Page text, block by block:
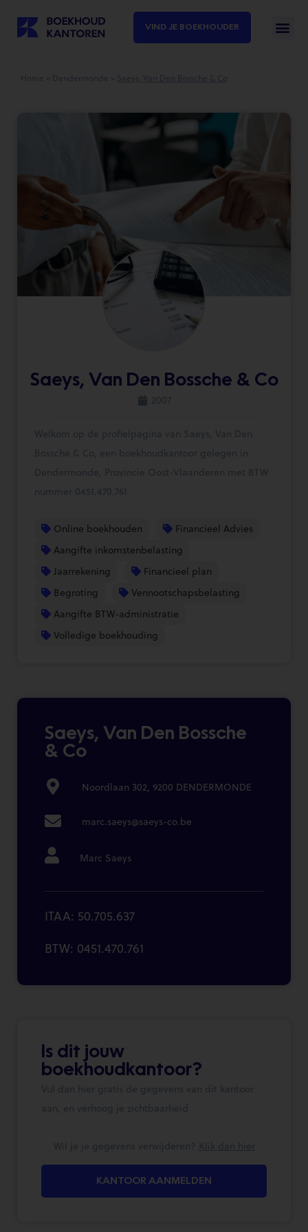
VIND JE BOEKHOUDER
Saeys, Van Den Bossche & Co
2007
Welkom op de profielpagina van Saeys, Van Den
Bossche & Co, een boekhoudkantoor gelegen in
Dendermonde, Provincie Oost-Vlaanderen met BTW
nummer 0451.470.761
Online boekhouden
Financieel Advies
Aangifte inkomstenbelasting
Jaarrekening
Financieel plan
Begroting
Vennootschapsbelasting
Aangifte BTW-administratie
Volledige boekhouding
Saeys, Van Den Bossche
& Co
Noordlaan 302, 9200 DENDERMONDE
marc.saeys@saeys-co.be
Marc Saeys
ITAA: 50.705.637
BTW: 0451.470.761
Is dit jouw
boekhoudkantoor?
Vul dan hier gratis de gegevens van dit kantoor
aan, en verhoog je zichtbaarheid
Wil je je gegevens verwijderen? Klik dan hier
KANTOOR AANMELDEN